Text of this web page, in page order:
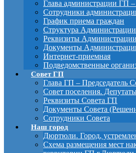
Глава администрации ГП
Сотрудники
График приема граждан
Структура Администрации
Реквизиты Администрации
Документы
Интернет-приемная
Подведомственные
Совет ГП
Глава ГП – Председатель
Совет поселения.
Реквизиты Совета ГП
Документы Совета
Сотрудники Совета
Наш город
Дюртюли. Город,
Схема размещения мест